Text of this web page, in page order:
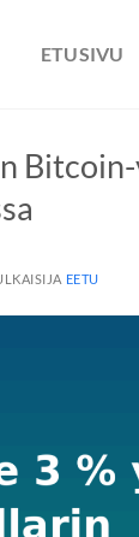
ETUSIVU
EETU